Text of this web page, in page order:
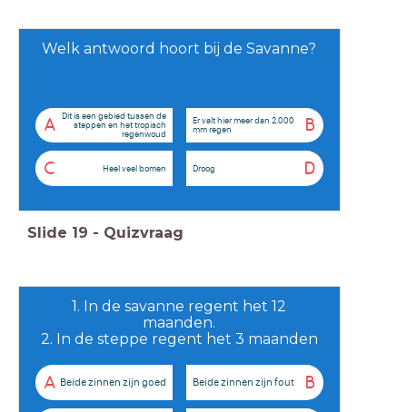
Welk antwoord hoort bij de Savanne?
A
Dit is een gebied tussen de
steppen en het tropisch
regenwoud
B
Er valt hier meer dan 2.000
mm regen
C Heel veel bomen D
Droog
Slide 19 - Quizvraag
1. In de savanne regent het 12
maanden.
2. In de steppe regent het 3 maanden
A Beide zinnen zijn goed B
Beide zinnen zijn fout